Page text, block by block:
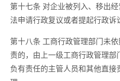
第十七条 对企业被列入、移出
法申请行政复议或者提起行政诉
第十八条 工商行政管理部门未
责的，由上一级工商行政管理
负有责任的主管人员和其他直